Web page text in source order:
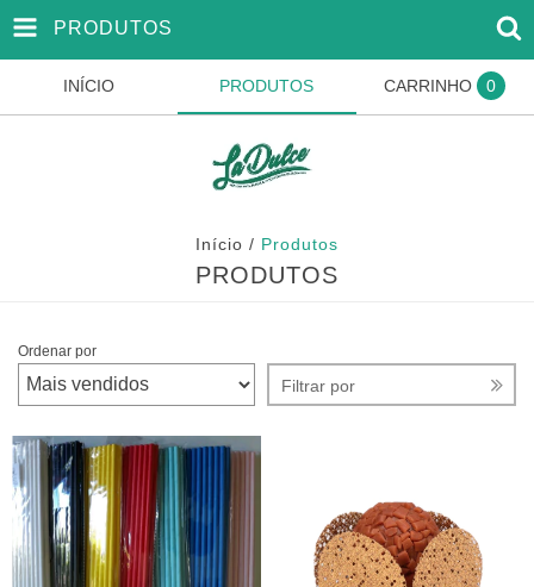
PRODUTOS
INÍCIO PRODUTOS CARRINHO 0
Início / Produtos
PRODUTOS
Ordenar por
Filtrar por